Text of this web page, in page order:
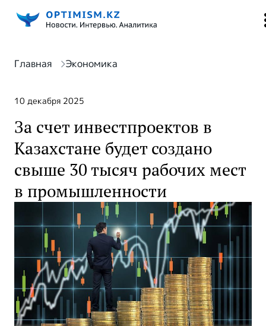
Главная Экономика
10 декабря 2025
За счет инвестпроектов в
Казахстане будет создано
свыше 30 тысяч рабочих мест
в промышленности